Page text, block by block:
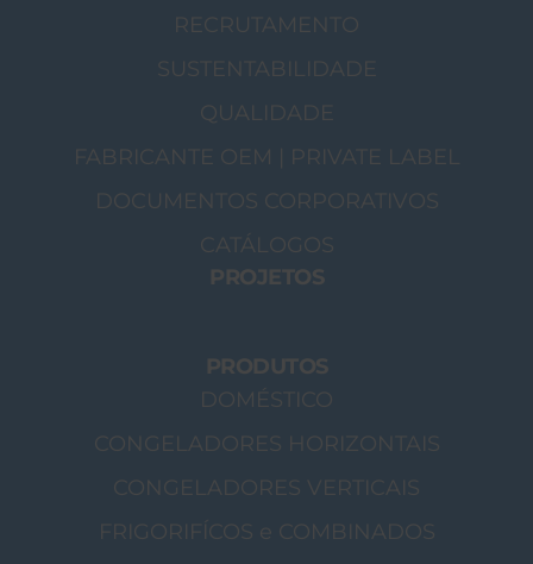
RECRUTAMENTO
SUSTENTABILIDADE
QUALIDADE
FABRICANTE OEM | PRIVATE LABEL
DOCUMENTOS CORPORATIVOS
CATÁLOGOS
PROJETOS
PRODUTOS
DOMÉSTICO
CONGELADORES HORIZONTAIS
CONGELADORES VERTICAIS
FRIGORIFÍCOS e COMBINADOS